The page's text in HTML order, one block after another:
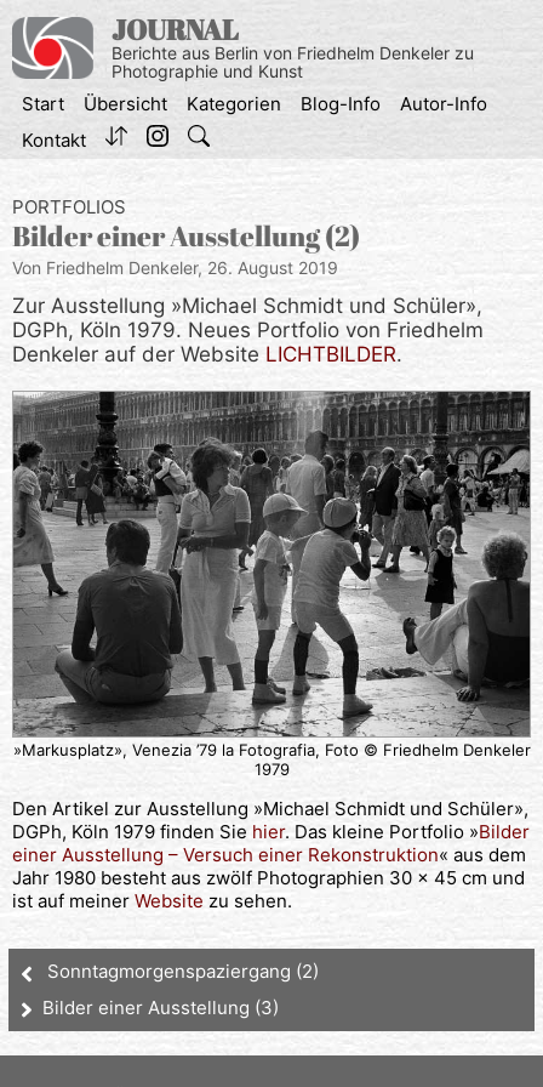
Inhalt
springen
JOURNAL
Berichte aus Berlin von Friedhelm Denkeler zu
Photographie und Kunst
Start Übersicht Kategorien Blog-Info
Autor-Info
Kontakt
PORTFOLIOS
Bilder einer Ausstellung (2)
Von Friedhelm Denkeler, 26. August 2019
Zur Ausstellung »Michael Schmidt und Schüler»,
DGPh, Köln 1979. Neues Portfolio von Friedhelm
Denkeler auf der Website LICHTBILDER.
»Markusplatz», Venezia ’79 la Fotografia, Foto © Friedhelm Denkeler
1979
Den Artikel zur Ausstellung »Michael Schmidt und Schüler»,
DGPh, Köln 1979 finden Sie hier. Das kleine Portfolio »Bilder
einer Ausstellung – Versuch einer Rekonstruktion« aus dem
Jahr 1980 besteht aus zwölf Photographien 30 x 45 cm und
ist auf meiner Website zu sehen.
Sonntagmorgenspaziergang (2)
Bilder einer Ausstellung (3)